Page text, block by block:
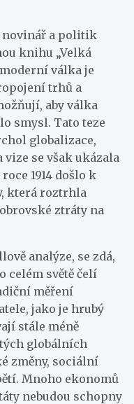
novinář a politik
knihu „Velká
válka je
trhů a
aby válka
smysl. Tato teze
globalizace,
se však ukázala
1914 došlo k
která roztrhla
ztráty na
analýze, se zdá,
celém světě čelí
měření
jako je hrubý
stále méně
globálních
změny, sociální
Mnoho ekonomů
nebudou schopny